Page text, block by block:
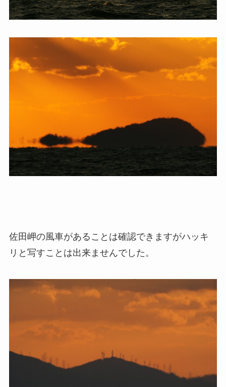
佐田岬の風車があることは確認できますがハッキ
リと写すことは出来ませんでした。